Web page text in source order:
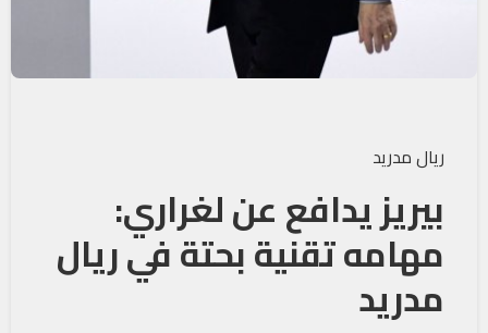
ريال مدريد
بيريز يدافع عن لغراري:
مهامه تقنية بحتة في ريال
مدريد